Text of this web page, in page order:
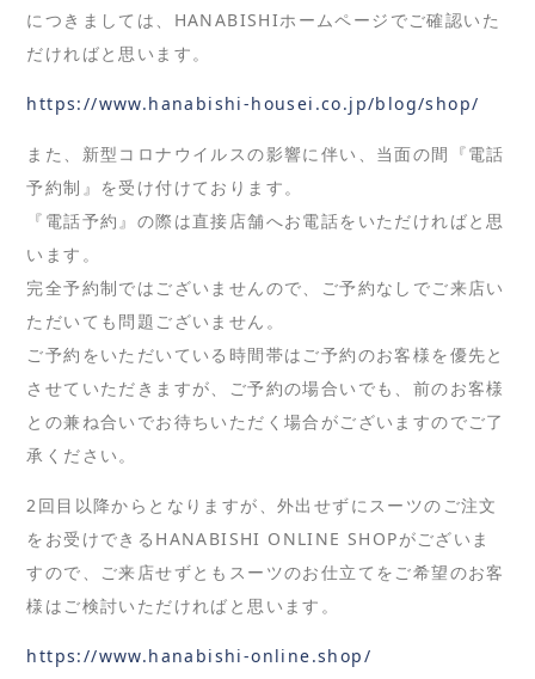
につきましては、HANABISHIホームページでご確認いた
だければと思います。
https://www.hanabishi-housei.co.jp/blog/shop/
また、新型コロナウイルスの影響に伴い、当面の間『電話
予約制』を受け付けております。
『電話予約』の際は直接店舗へお電話をいただければと思
います。
完全予約制ではございませんので、ご予約なしでご来店い
ただいても問題ございません。
ご予約をいただいている時間帯はご予約のお客様を優先と
させていただきますが、ご予約の場合いでも、前のお客様
との兼ね合いでお待ちいただく場合がございますのでご了
承ください。
2回目以降からとなりますが、外出せずにスーツのご注文
をお受けできるHANABISHI ONLINE SHOPがございま
すので、ご来店せずともスーツのお仕立てをご希望のお客
様はご検討いただければと思います。
https://www.hanabishi-online.shop/